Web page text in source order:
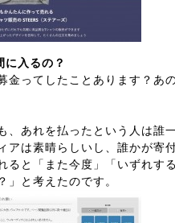
に入るの？
金ってしたことあります？あ
、あれを払ったという人は誰
アは素晴らしいし、誰かが寄
ると「また今度」「いずれす
」と考えたのです。